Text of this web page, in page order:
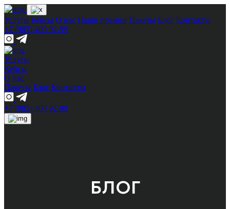
Услуги Кейсы О нас Наши премии Пакеты Блог Контакты
+7 (985) 400 92-99
Услуги
Кейсы
О нас
Пакеты Блог Контакты
+7 (985) 400 92-99
БЛОГ